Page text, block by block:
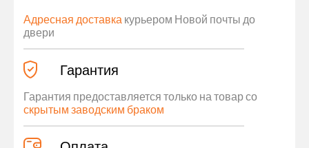
Адресная доставка курьером Новой почты до
двери
Гарантия
Гарантия предоставляется только на товар со
скрытым заводским браком